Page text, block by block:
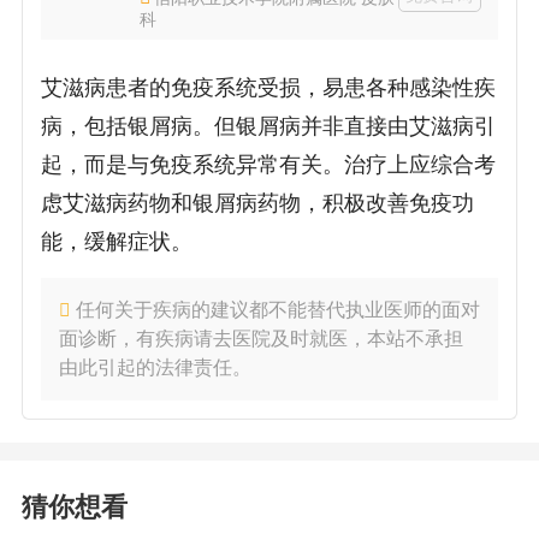
科
艾滋病患者的免疫系统受损，易患各种感染性疾
病，包括银屑病。但银屑病并非直接由艾滋病引
起，而是与免疫系统异常有关。治疗上应综合考
虑艾滋病药物和银屑病药物，积极改善免疫功
能，缓解症状。
任何关于疾病的建议都不能替代执业医师的面对
面诊断，有疾病请去医院及时就医，本站不承担
由此引起的法律责任。
猜你想看